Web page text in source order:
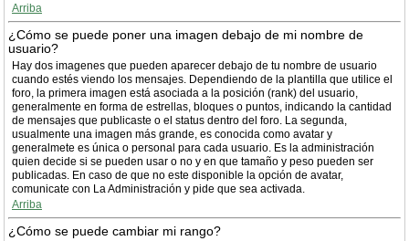
Arriba
¿Cómo se puede poner una imagen debajo de mi nombre de
usuario?
Hay dos imagenes que pueden aparecer debajo de tu nombre de usuario
cuando estés viendo los mensajes. Dependiendo de la plantilla que utilice el
foro, la primera imagen está asociada a la posición (rank) del usuario,
generalmente en forma de estrellas, bloques o puntos, indicando la cantidad
de mensajes que publicaste o el status dentro del foro. La segunda,
usualmente una imagen más grande, es conocida como avatar y
generalmete es única o personal para cada usuario. Es la administración
quien decide si se pueden usar o no y en que tamaño y peso pueden ser
publicadas. En caso de que no este disponible la opción de avatar,
comunicate con La Administración y pide que sea activada.
Arriba
¿Cómo se puede cambiar mi rango?